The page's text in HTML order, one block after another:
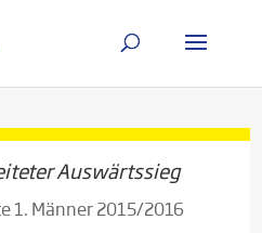
Auswärtssieg
1. Männer 2015/2016